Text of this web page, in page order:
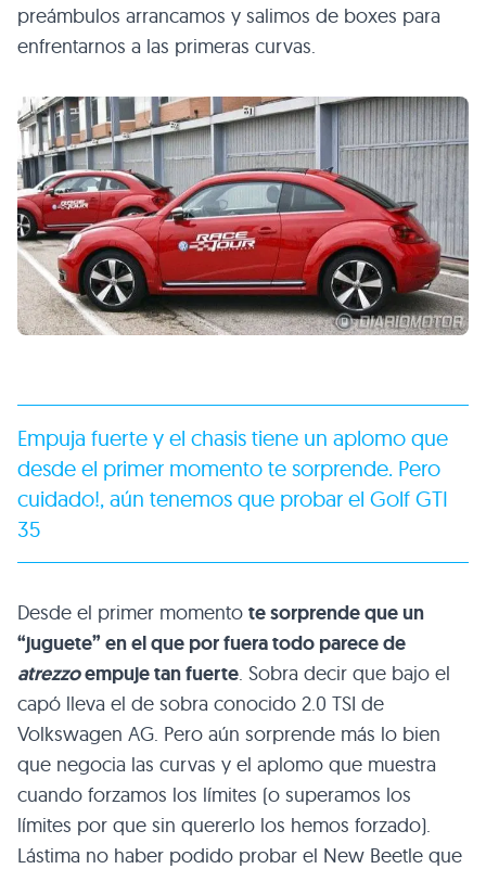
preámbulos arrancamos y salimos de boxes para
enfrentarnos a las primeras curvas.
Empuja fuerte y el chasis tiene un aplomo que
desde el primer momento te sorprende. Pero
cuidado!, aún tenemos que probar el Golf GTI
35
Desde el primer momento te sorprende que un
“juguete” en el que por fuera todo parece de
atrezzoempuje tan fuerte . Sobra decir que bajo el
capó lleva el de sobra conocido 2.0 TSI de
Volkswagen AG. Pero aún sorprende más lo bien
que negocia las curvas y el aplomo que muestra
cuando forzamos los límites (o superamos los
límites por que sin quererlo los hemos forzado).
Lástima no haber podido probar el New Beetle que